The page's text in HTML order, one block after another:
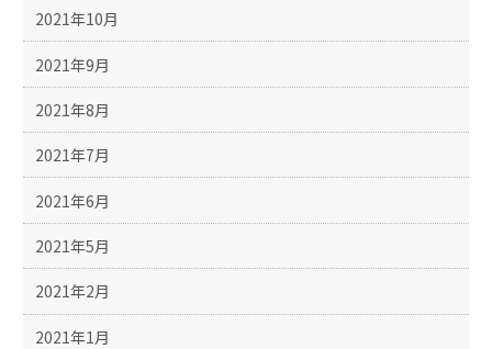
2021年10月
2021年9月
2021年8月
2021年7月
2021年6月
2021年5月
2021年2月
2021年1月